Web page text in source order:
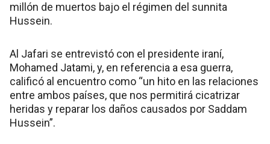
millón de muertos bajo el régimen del sunnita
Hussein.
Al Jafari se entrevistó con el presidente iraní,
Mohamed Jatami, y, en referencia a esa guerra,
calificó al encuentro como “un hito en las relaciones
entre ambos países, que nos permitirá cicatrizar
heridas y reparar los daños causados por Saddam
Hussein”.